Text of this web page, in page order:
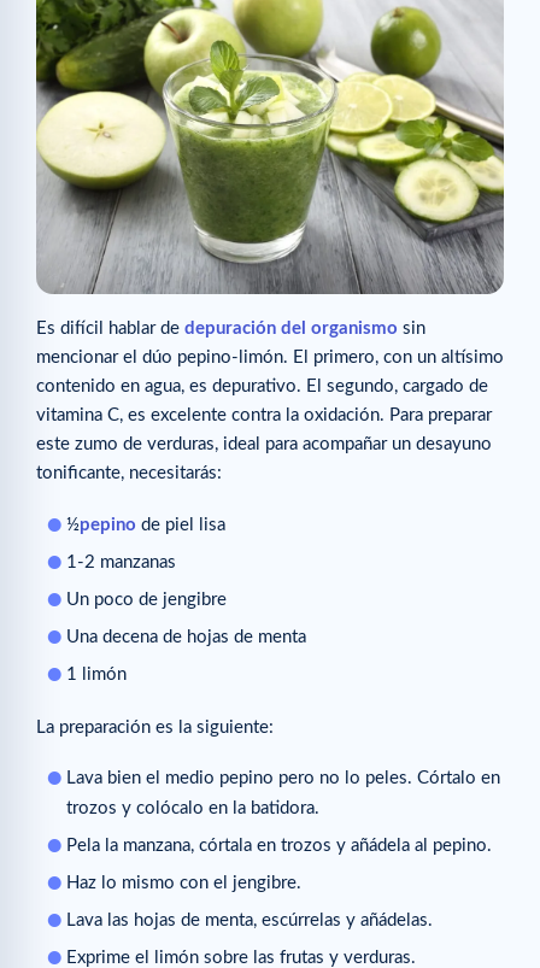
Es difícil hablar de depuración del organismo sin
mencionar el dúo pepino-limón. El primero, con un altísimo
contenido en agua, es depurativo. El segundo, cargado de
vitamina C, es excelente contra la oxidación. Para preparar
este zumo de verduras, ideal para acompañar un desayuno
tonificante, necesitarás:
½pepino de piel lisa
1-2 manzanas
Un poco de jengibre
Una decena de hojas de menta
1 limón
La preparación es la siguiente:
Lava bien el medio pepino pero no lo peles. Córtalo en
trozos y colócalo en la batidora.
Pela la manzana, córtala en trozos y añádela al pepino.
Haz lo mismo con el jengibre.
Lava las hojas de menta, escúrrelas y añádelas.
Exprime el limón sobre las frutas y verduras.